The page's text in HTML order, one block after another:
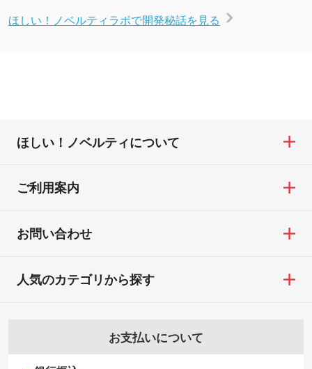
ほしい！ノベルティラボで開発秘話を見る
ほしい！ノベルティについて
ご利用案内
お問い合わせ
お支払いについて
人気のカテゴリから探す